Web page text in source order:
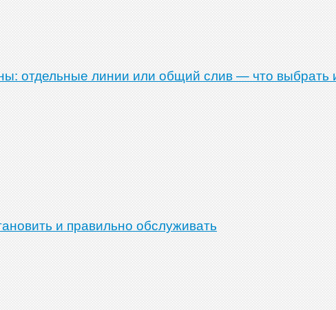
отдельные линии или общий слив — что выбрать
и правильно обслуживать